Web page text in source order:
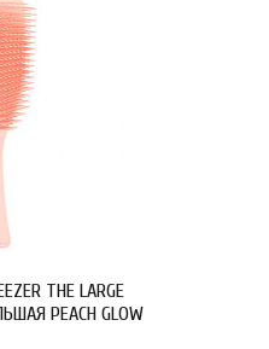
THE LARGE
PEACH GLOW